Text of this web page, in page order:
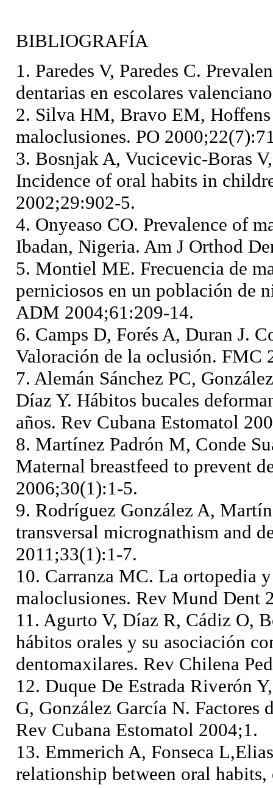
BIBLIOGRAFÍA
1. Paredes V, Paredes C.
dentarias en escolares
2. Silva HM, Bravo EM,
maloclusiones. PO
3. Bosnjak A, Vucicevic-Boras
Incidence of oral habits in
2002;29:902-5.
4. Onyeaso CO. Prevalence of
Ibadan, Nigeria. Am J Orthod
5. Montiel ME. Frecuencia de
perniciosos en un población de
ADM 2004;61:209-14.
6. Camps D, Forés A, Duran J.
Valoración de la oclusión. FMC
7. Alemán Sánchez PC,
Díaz Y. Hábitos bucales
años. Rev Cubana Estomatol
8. Martínez Padrón M, Conde
Maternal breastfeed to prevent
2006;30(1):1-5.
9. Rodríguez González A,
transversal micrognathism and
2011;33(1):1-7.
10. Carranza MC. La ortopedia
maloclusiones. Rev Mund Dent
11. Agurto V, Díaz R, Cádiz O,
hábitos orales y su asociación
dentomaxilares. Rev Chilena
12. Duque De Estrada Riverón
G, González García N. Factores
Rev Cubana Estomatol 2004;1.
13. Emmerich A, Fonseca
relationship between oral